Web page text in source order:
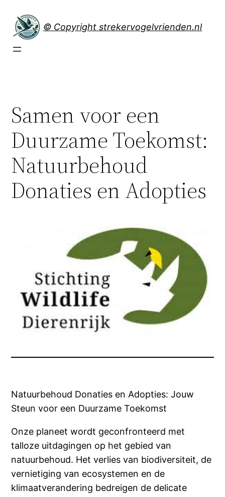
naar
inhoud
© Copyright strekervogelvrienden.nl
Samen voor een
Duurzame Toekomst:
Natuurbehoud
Donaties en Adopties
Natuurbehoud Donaties en Adopties: Jouw
Steun voor een Duurzame Toekomst
Onze planeet wordt geconfronteerd met
talloze uitdagingen op het gebied van
natuurbehoud. Het verlies van biodiversiteit, de
vernietiging van ecosystemen en de
klimaatverandering bedreigen de delicate